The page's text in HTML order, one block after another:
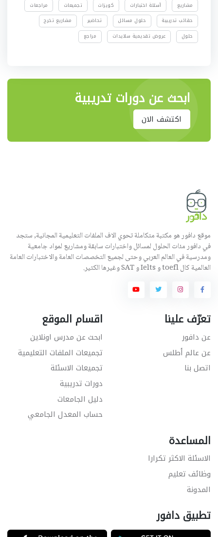
مشاريع
أسئلة اختبارات كويزات تجميعات
مراجعات
حقائب تدريبية
حلول مسائل تحاضير
مشاريع تخرج
حلول
عروض تقديمية سلايدات مراجع
ابحث عن دورات تدريبية
اكتشف الان
موقع دافور هو مكتبة متكاملة تحوي الاف الملفات التعليمية المجانية, ستجد
في دافور مئات الحلول لمسائل واختبارات سابقة ومشاريع لمواد جامعية
ومدرسية في العالم العربي وحتى لجميع التخصصات العامة والاختبارات العامة
العالمية كال toefl و Ielts و SAT وغيرها الكثير.
تعرّف علينا
عن دافور
عن عالم أطلس
اتصل بنا
اقسام الموقع
ابحث عن مدرس اونلاين
تجميعات الملفات التعليمية
تجميعات الاسئلة
دورات تدريبية
دليل الجامعات
حساب المعدل الجامعي
المساعدة
الاسئلة الاكثر تكرارا
وظائف تعليم
المدونة
تطبيق دافور